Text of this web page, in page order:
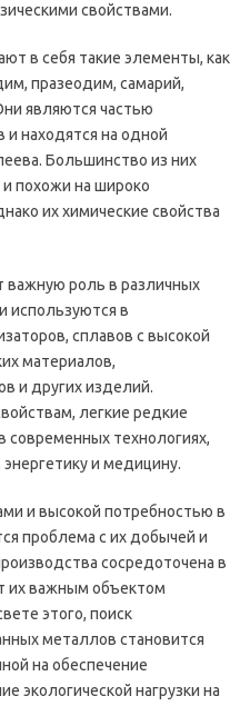
свойствами.
в себя такие элементы, как
празеодим, самарий,
являются частью
находятся на одной
Большинство из них
похожи на широко
их химические свойства
важную роль в различных
используются в
сплавов с высокой
материалов,
и других изделий.
легкие редкие
технологиях,
и медицину.
и высокой потребностью в
проблема с их добычей и
сосредоточена в
их важным объектом
этого, поиск
металлов становится
на обеспечение
экологической нагрузки на